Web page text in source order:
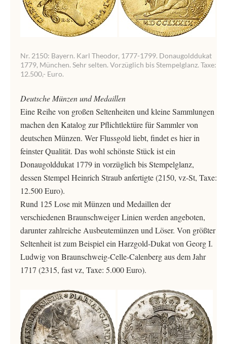
Nr. 2150: Bayern. Karl Theodor, 1777-1799. Donaugolddukat
1779, München. Sehr selten. Vorzüglich bis Stempelglanz. Taxe:
12.500,- Euro.
Deutsche Münzen und Medaillen
Eine Reihe von großen Seltenheiten und kleine Sammlungen
machen den Katalog zur Pflichtlektüre für Sammler von
deutschen Münzen. Wer Flussgold liebt, findet es hier in
feinster Qualität. Das wohl schönste Stück ist ein
Donaugolddukat 1779 in vorzüglich bis Stempelglanz,
dessen Stempel Heinrich Straub anfertigte (2150, vz-St, Taxe:
12.500 Euro).
Rund 125 Lose mit Münzen und Medaillen der
verschiedenen Braunschweiger Linien werden angeboten,
darunter zahlreiche Ausbeutemünzen und Löser. Von größter
Seltenheit ist zum Beispiel ein Harzgold-Dukat von Georg I.
Ludwig von Braunschweig-Celle-Calenberg aus dem Jahr
1717 (2315, fast vz, Taxe: 5.000 Euro).